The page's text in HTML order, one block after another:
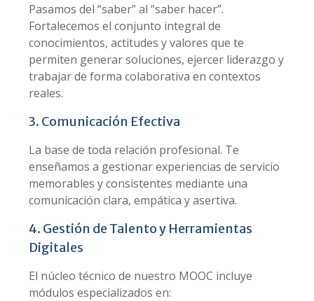
Pasamos del “saber” al “saber hacer”.
Fortalecemos el conjunto integral de
conocimientos, actitudes y valores que te
permiten generar soluciones, ejercer liderazgo y
trabajar de forma colaborativa en contextos
reales.
3. Comunicación Efectiva
La base de toda relación profesional. Te
enseñamos a gestionar experiencias de servicio
memorables y consistentes mediante una
comunicación clara, empática y asertiva.
4. Gestión de Talento y Herramientas
Digitales
El núcleo técnico de nuestro MOOC incluye
módulos especializados en: